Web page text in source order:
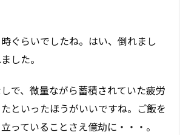
ぐらいでしたね。はい、倒れまし
した。
で、微量ながら蓄積されていた疲労
といったほうがいいですね。ご飯を
っていることさえ億劫に・・・。